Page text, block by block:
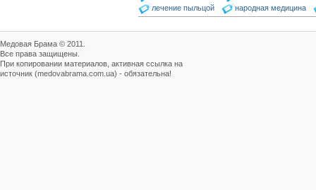
лечение пыльцой
народная медицина
Медовая Брама © 2011.
Все права защищены.
При копировании материалов, активная ссылка на
источник (medovabrama.com.ua) - обязательна!